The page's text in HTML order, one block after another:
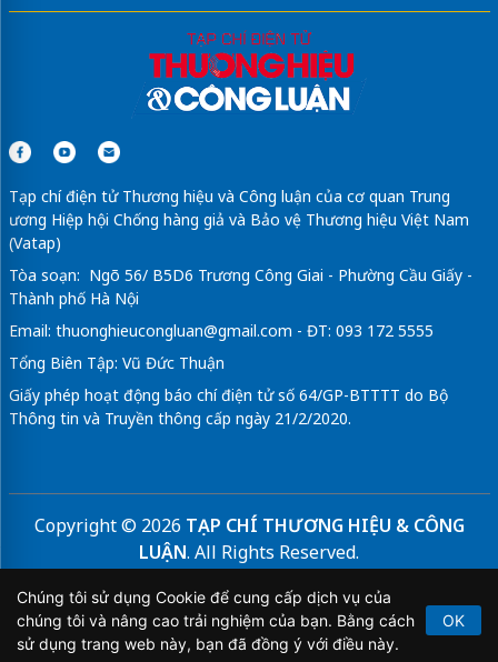
Tạp chí điện tử Thương hiệu và Công luận của cơ quan Trung
ương Hiệp hội Chống hàng giả và Bảo vệ Thương hiệu Việt Nam
(Vatap)
Tòa soạn: Ngõ 56/ B5D6 Trương Công Giai - Phường Cầu Giấy -
Thành phố Hà Nội
Email: thuonghieucongluan@gmail.com - ĐT: 093 172 5555
Tổng Biên Tập: Vũ Đức Thuận
Giấy phép hoạt động báo chí điện tử số 64/GP-BTTTT do Bộ
Thông tin và Truyền thông cấp ngày 21/2/2020.
Copyright © 2026 TẠP CHÍ THƯƠNG HIỆU & CÔNG
LUẬN. All Rights Reserved.
Bản quyền thuộc Tạp chí Thương hiệu và Công luận. Cấm
sao chép dưới mọi hình thức nếu không có sự chấp thuận
bằng văn bản.
Chúng tôi sử dụng Cookie để cung cấp dịch vụ của
chúng tôi và nâng cao trải nghiệm của bạn. Bằng cách
sử dụng trang web này, bạn đã đồng ý với điều này.
OK